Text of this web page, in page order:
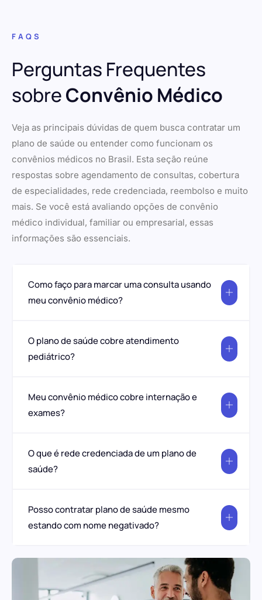
FAQS
Perguntas Frequentes
sobreConvênio Médico
Veja as principais dúvidas de quem busca contratar um
plano de saúde ou entender como funcionam os
convênios médicos no Brasil. Esta seção reúne
respostas sobre agendamento de consultas, cobertura
de especialidades, rede credenciada, reembolso e muito
mais. Se você está avaliando opções de convênio
médico individual, familiar ou empresarial, essas
informações são essenciais.
Como faço para marcar uma consulta usando
meu convênio médico?
O plano de saúde cobre atendimento
pediátrico?
Meu convênio médico cobre internação e
exames?
O que é rede credenciada de um plano de
saúde?
Posso contratar plano de saúde mesmo
estando com nome negativado?